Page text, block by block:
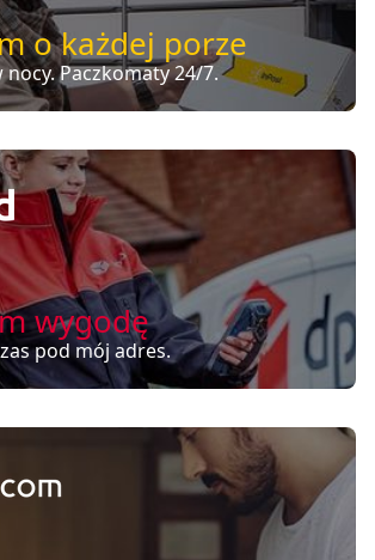
o każdej porze
nocy. Paczkomaty 24/7.
wygodę
pod mój adres.